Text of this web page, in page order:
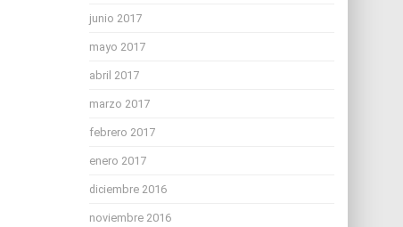
junio 2017
mayo 2017
abril 2017
marzo 2017
febrero 2017
enero 2017
diciembre 2016
noviembre 2016